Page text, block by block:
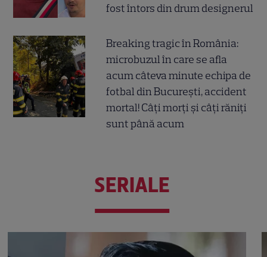
fost întors din drum designerul
Breaking tragic în România:
microbuzul în care se afla
acum câteva minute echipa de
fotbal din București, accident
mortal! Câți morți și câți răniți
sunt până acum
SERIALE